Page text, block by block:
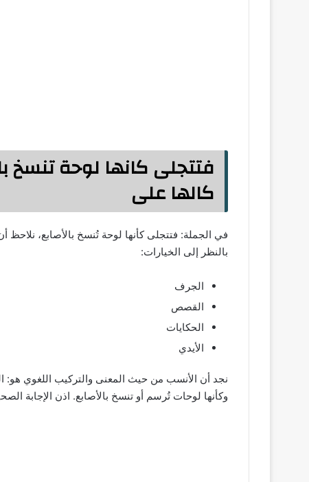
فتتجلى كانها لوحة تنسخ
كالها على
في الجملة: فتتجلى كأنها لوحة تُنسخ بالأصابع،
بالنظر إلى الخيارات:
الجرف
القصص
الحكايات
الأيدي
نجد أن الأنسب من حيث المعنى والتركيب اللغوي هو:
وكأنها لوحات تُرسم أو تنسخ بالأصابع. اذن الإجابة